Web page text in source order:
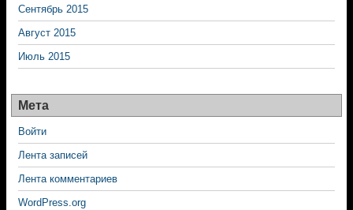
Сентябрь 2015
Август 2015
Июль 2015
Мета
Войти
Лента записей
Лента комментариев
WordPress.org